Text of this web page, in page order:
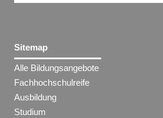
Sitemap
Alle Bildungsangebote
Fachhochschulreife
Ausbildung
Studium